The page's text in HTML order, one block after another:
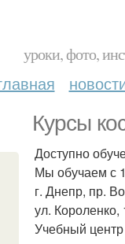
уроки, фото,
Курсы
Доступно
Мы обучаем с
г. Днепр, пр.
ул.
Учебный